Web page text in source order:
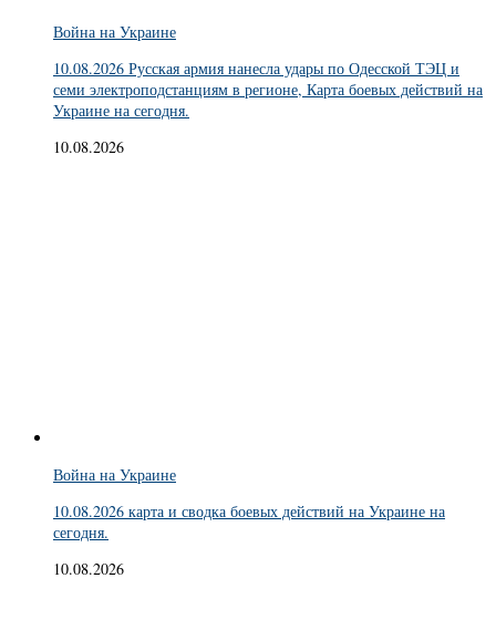
Война на Украине
10.08.2026 Русская армия нанесла удары по Одесской ТЭЦ и
семи электроподстанциям в регионе, Карта боевых действий на
Украине на сегодня.
10.08.2026
Война на Украине
10.08.2026 карта и сводка боевых действий на Украине на
сегодня.
10.08.2026